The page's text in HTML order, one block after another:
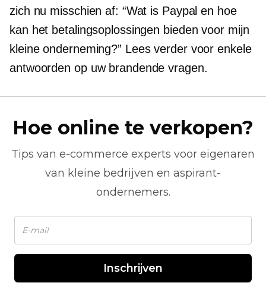
zich nu misschien af: “Wat is Paypal en hoe
kan het betalingsoplossingen bieden voor mijn
kleine onderneming?” Lees verder voor enkele
antwoorden op uw brandende vragen.
Hoe online te verkopen?
Tips van e-commerce experts voor eigenaren
van kleine bedrijven en aspirant-
ondernemers.
Inschrijven